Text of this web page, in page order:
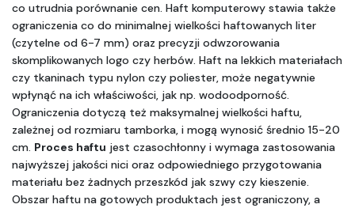
co utrudnia porównanie cen. Haft komputerowy stawia także
ograniczenia co do minimalnej wielkości haftowanych liter
(czytelne od 6-7 mm) oraz precyzji odwzorowania
skomplikowanych logo czy herbów. Haft na lekkich materiałach
czy tkaninach typu nylon czy poliester, może negatywnie
wpłynąć na ich właściwości, jak np. wodoodporność.
Ograniczenia dotyczą też maksymalnej wielkości haftu,
zależnej od rozmiaru tamborka, i mogą wynosić średnio 15-20
cm. Proces haftu jest czasochłonny i wymaga zastosowania
najwyższej jakości nici oraz odpowiedniego przygotowania
materiału bez żadnych przeszkód jak szwy czy kieszenie.
Obszar haftu na gotowych produktach jest ograniczony, a